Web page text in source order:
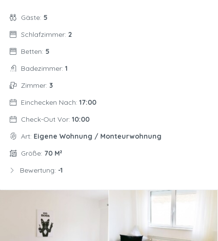
Gäste: 5
Schlafzimmer: 2
Betten: 5
Badezimmer: 1
Zimmer: 3
Einchecken Nach: 17:00
Check-Out Vor: 10:00
Art: Eigene Wohnung / Monteurwohnung
Größe: 70 M²
Bewertung: -1